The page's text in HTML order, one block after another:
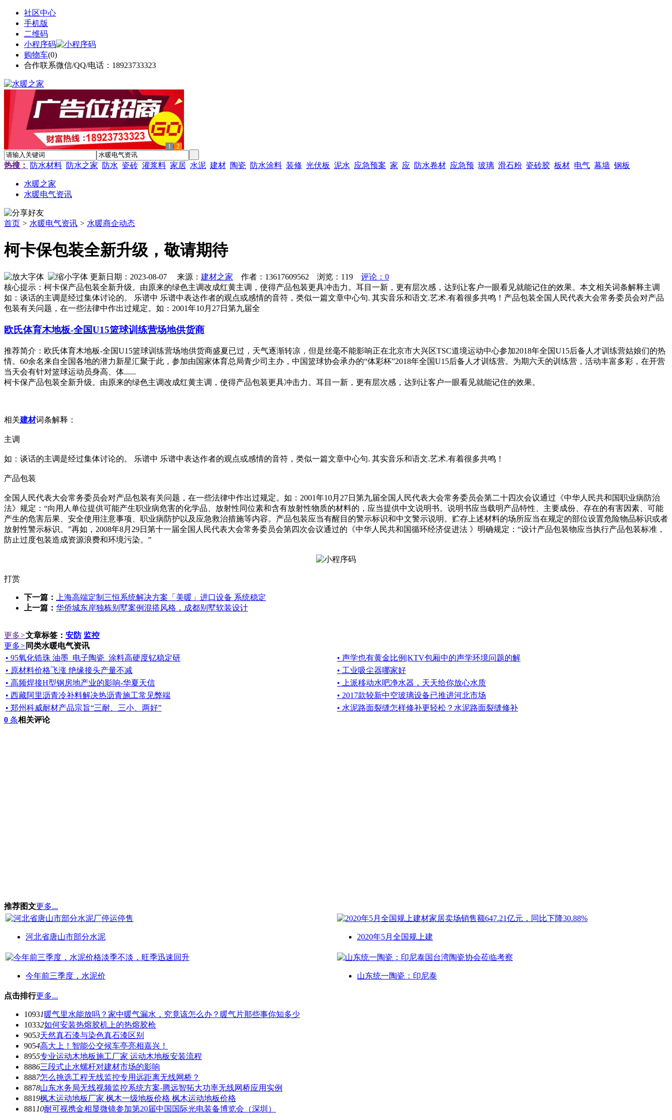
社区中心
手机版
二维码
小程序码
购物车(0)
合作联系微信/QQ/电话：18923733323
1 2
热搜： 防水材料 防水之家 防水 瓷砖 灌浆料 家居 水泥 建材 陶瓷 防水涂料 装修 光伏板 泥水 应急预案 家 应 防水卷材 应急预 玻璃 滑石粉 瓷砖胶 板材 电气 幕墙 钢板
水暖之家
水暖电气资讯
首页 > 水暖电气资讯 > 水暖商企动态
柯卡保包装全新升级，敬请期待
更新日期：2023-08-07 来源： 建材之家 作者：13617609562 浏览： 119
评论：0
核心提示：柯卡保产品包装全新升级。由原来的绿色主调改成红黄主调，使得产品包装更具冲击力。耳目一新，更有层次感，达到让客户一眼看见就能记住的效果。本文相关词条解释主调
如：谈话的主调是经过集体讨论的。 乐谱中 乐谱中表达作者的观点或感情的音符，类似一篇文章中心句. 其实音乐和语文.艺术.有着很多共鸣！产品包装全国人民代表大会常务委员会对产品
包装有关问题，在一些法律中作出过规定。如：2001年10月27日第九届全
欧氏体育木地板-全国U15篮球训练营场地供货商
推荐简介：欧氏体育木地板-全国U15篮球训练营场地供货商盛夏已过，天气逐渐转凉，但是丝毫不能影响正在北京市大兴区TSC道境运动中心参加2018年全国U15后备人才训练营姑娘们的热
情。60余名来自全国各地的潜力新星汇聚于此，参加由国家体育总局青少司主办，中国篮球协会承办的“体彩杯”2018年全国U15后备人才训练营。为期六天的训练营，活动丰富多彩，在开营
当天会有针对篮球运动员身高、体......
柯卡保产品包装全新升级。由原来的绿色主调改成红黄主调，使得产品包装更具冲击力。耳目一新，更有层次感，达到让客户一眼看见就能记住的效果。
相关建材词条解释：
主调
如：谈话的主调是经过集体讨论的。 乐谱中 乐谱中表达作者的观点或感情的音符，类似一篇文章中心句. 其实音乐和语文.艺术.有着很多共鸣！
产品包装
全国人民代表大会常务委员会对产品包装有关问题，在一些法律中作出过规定。如：2001年10月27日第九届全国人民代表大会常务委员会第二十四次会议通过《中华人民共和国职业病防治
法》规定：“向用人单位提供可能产生职业病危害的化学品、放射性同位素和含有放射性物质的材料的，应当提供中文说明书。说明书应当载明产品特性、主要成份、存在的有害因素、可能
产生的危害后果、安全使用注意事项、职业病防护以及应急救治措施等内容。产品包装应当有醒目的警示标识和中文警示说明。贮存上述材料的场所应当在规定的部位设置危险物品标识或者
放射性警示标识。”再如，2008年8月29日第十一届全国人民代表大会常务委员会第四次会议通过的《中华人民共和国循环经济促进法 》明确规定：“设计产品包装物应当执行产品包装标准，
防止过度包装造成资源浪费和环境污染。”
打赏
下一篇：
上海高端定制三恒系统解决方案「美暖」进口设备 系统稳定
上一篇： 华侨城东岸独栋别墅案例混搭风格，成都别墅软装设计
更多>文章标签： 安防 监控
更多> 同类水暖电气资讯
• 95氧化锆珠 油墨_电子陶瓷_涂料高硬度钇稳定研
• 声学也有黄金比例|KTV包厢中的声学环境问题的解
• 原材料价格飞涨 绝缘接头产量不减
• 工业吸尘器哪家好
• 高频焊接H型钢房地产业的影响-华夏天信
• 上派移动水吧净水器，天天给你放心水质
• 西藏阿里沥青冷补料解决热沥青施工常见弊端
• 2017款较新中空玻璃设备已推进河北市场
• 郑州科威耐材产品宗旨“三耐、三小、两好”
• 水泥路面裂缝怎样修补更轻松？水泥路面裂缝修补
0 条相关评论
推荐图文更多...
河北省唐山市部分水泥 2020年5月全国规上建
今年前三季度，水泥价 山东统一陶瓷：印尼泰
点击排行更多...
10931暖气里水能放吗？家中暖气漏水，究竟该怎么办？暖气片那些事你知多少
10332如何安装热熔胶机上的热熔胶枪
9053天然真石漆与染色真石漆区别
9054高大上！智能公交候车亭亮相嘉兴！
8955专业运动木地板施工厂家 运动木地板安装流程
8886三段式止水螺杆对建材市场的影响
8887怎么挑选工程无线监控专用远距离无线网桥？
8878山东水务局无线视频监控系统方案-腾远智拓大功率无线网桥应用实例
8819枫木运动地板厂家 枫木一级地板价格 枫木运动地板价格
881 10耐可视携金相显微镜参加第20届中国国际光电装备博览会（深圳）